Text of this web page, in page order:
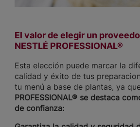
El valor de elegir un
NESTLÉ PROFESSIONAL®
Esta elección puede marcar la
calidad y éxito de tus
tu menú a base de plantas, ya
PROFESSIONAL® se destaca
de confianza: